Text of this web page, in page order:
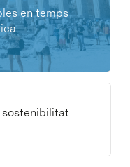
en temps